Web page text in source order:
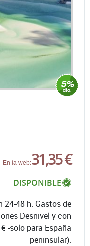
En la web:31,35 €
DISPONIBLE
24-48 h. Gastos de
Desnivel y con
-solo para España
peninsular).